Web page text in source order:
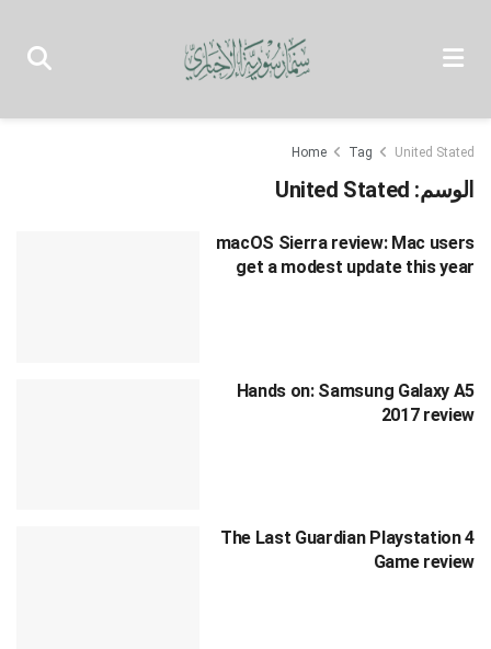
Home Tag United Stated
الوسم: United Stated
macOS Sierra review: Mac users
get a modest update this year
Hands on: Samsung Galaxy A5
2017 review
The Last Guardian Playstation 4
Game review